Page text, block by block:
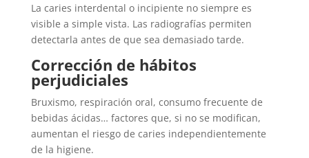
La caries interdental o incipiente no siempre es
visible a simple vista. Las radiografías permiten
detectarla antes de que sea demasiado tarde.
Corrección de hábitos
perjudiciales
Bruxismo, respiración oral, consumo frecuente de
bebidas ácidas… factores que, si no se modifican,
aumentan el riesgo de caries independientemente
de la higiene.